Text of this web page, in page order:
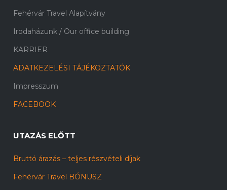
Fehérvár Travel Alapítvány
Irodaházunk / Our office building
KARRIER
ADATKEZELÉSI TÁJÉKOZTATÓK
Impresszum
FACEBOOK
UTAZÁS ELŐTT
Bruttó árazás – teljes részvételi díjak
Fehérvár Travel BÓNUSZ